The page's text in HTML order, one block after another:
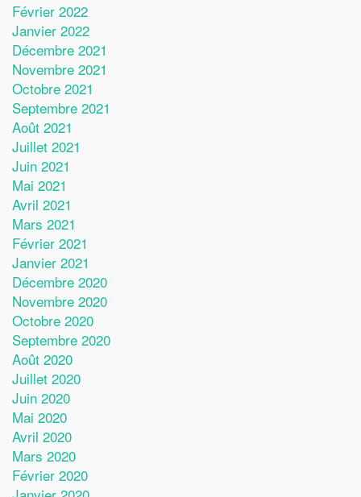
Février 2022
Janvier 2022
Décembre 2021
Novembre 2021
Octobre 2021
Septembre 2021
Août 2021
Juillet 2021
Juin 2021
Mai 2021
Avril 2021
Mars 2021
Février 2021
Janvier 2021
Décembre 2020
Novembre 2020
Octobre 2020
Septembre 2020
Août 2020
Juillet 2020
Juin 2020
Mai 2020
Avril 2020
Mars 2020
Février 2020